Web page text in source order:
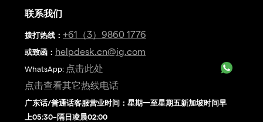
联系我们
拨打热线 ： +61（3）9860 1776
或致函： helpdesk.cn@ig.com
WhatsApp: 点击此处
点击查看其它热线电话
广东话/普通话客服营业时间：星期一至星期五新加坡时间早
上05:30–隔日凌晨02:00